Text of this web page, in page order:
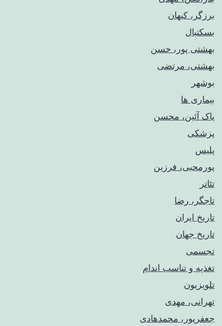
برزگر، کیهان
بسکتبال
بهشتی پور، حسن
بهشتی، مرتضی
بوشهر
بیماری ها
پاک آئین، محسن
پزشکی
پلیس
پورمحبی، فرزین
تئاتر
تاجگر، رضا
تاریخ ایران
تاریخ جهان
تجسمی
تغذیه و تناسب اندام
تلویزیون
تهرانی، مهدی
جعفرپور، محمدهادی